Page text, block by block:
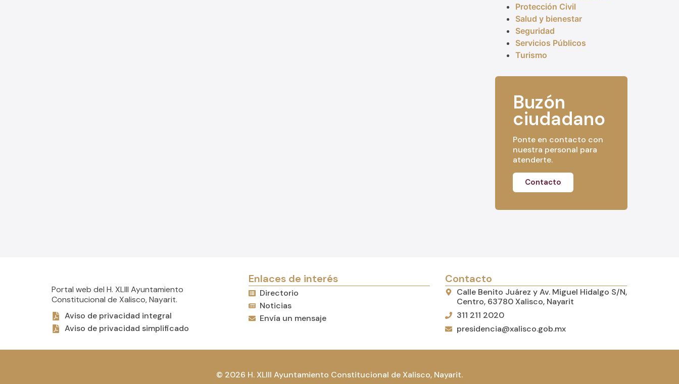
Protección Civil
Salud y bienestar
Seguridad
Servicios Públicos
Turismo
Buzón
ciudadano
Ponte en contacto con
nuestra personal para
atenderte.
Contacto
Portal web del H. XLIII Ayuntamiento
Constitucional de Xalisco, Nayarit.
Aviso de privacidad integral
Aviso de privacidad simplificado
Enlaces de interés
Directorio
Noticias
Envía un mensaje
Contacto
Calle Benito Juárez y Av. Miguel Hidalgo S/N,
Centro, 63780 Xalisco, Nayarit
311 211 2020
presidencia@xalisco.gob.mx
© 2026 H. XLIII Ayuntamiento Constitucional de Xalisco, Nayarit.